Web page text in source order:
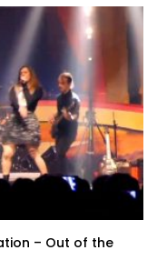
– Out of the